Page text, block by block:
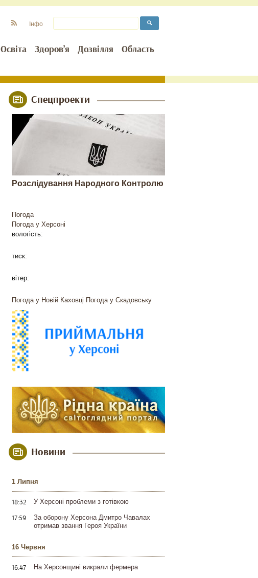
Освіта Здоров’я Дозвілля Область
Інфо
Спецпроекти
Розслідування Народного Контролю
Погода
Погода у Херсоні
вологість:
тиск:
вітер:
Погода у Новій Каховці Погода у Скадовську
Новини
1 Липня
18:32 У Херсоні проблеми з готівкою
17:59
За оборону Херсона Дмитро Чавалах
отримав звання Героя України
16 Червня
16:47 На Херсонщині викрали фермера